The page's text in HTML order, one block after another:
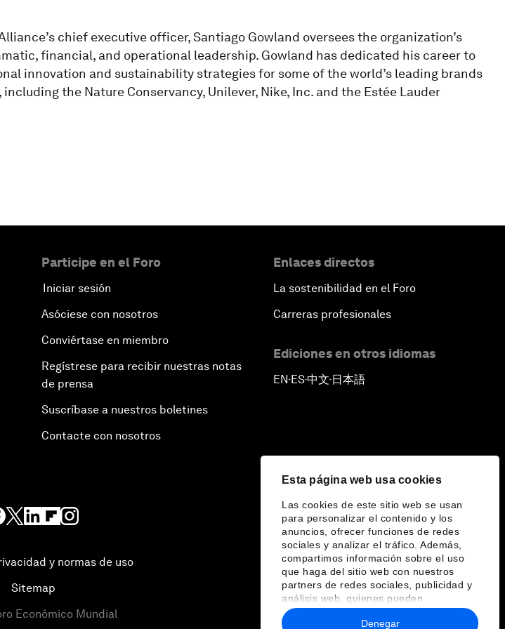
Esta página web usa cookies
Las cookies de este sitio web se usan
para personalizar el contenido y los
anuncios, ofrecer funciones de redes
sociales y analizar el tráfico. Además,
compartimos información sobre el uso
que haga del sitio web con nuestros
partners de redes sociales, publicidad y
análisis web, quienes pueden
combinarla con otra información que les
haya proporcionado o que hayan
Denegar
chief executive officer, Santiago Gowland oversees the organization’s
financial, and operational leadership. Gowland has dedicated his career to
innovation and sustainability strategies for some of the world’s leading brands
the Nature Conservancy, Unilever, Nike, Inc. and the Estée Lauder
Participe en el Foro
Iniciar sesión
Asóciese con nosotros
Conviértase en miembro
Regístrese para recibir nuestras notas
de prensa
Suscríbase a nuestros boletines
Contacte con nosotros
Enlaces directos
La sostenibilidad en el Foro
Carreras profesionales
Ediciones en otros idiomas
EN▪ES▪中文▪ 日本語
y normas de uso
Sitemap
Económico Mundial